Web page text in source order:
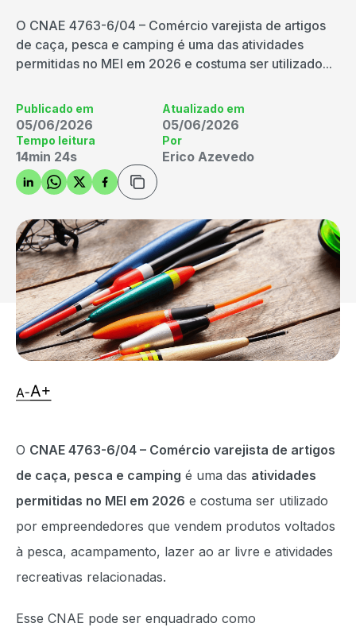
O CNAE 4763-6/04 – Comércio varejista de artigos
de caça, pesca e camping é uma das atividades
permitidas no MEI em 2026 e costuma ser utilizado...
Publicado em
05/06/2026
Atualizado em
05/06/2026
Tempo leitura
14min 24s
Por
Erico Azevedo
O CNAE 4763-6/04 – Comércio varejista de artigos
de caça, pesca e camping é uma das atividades
permitidas no MEI em 2026 e costuma ser utilizado
por empreendedores que vendem produtos voltados
à pesca, acampamento, lazer ao ar livre e atividades
recreativas relacionadas.
Esse CNAE pode ser enquadrado como